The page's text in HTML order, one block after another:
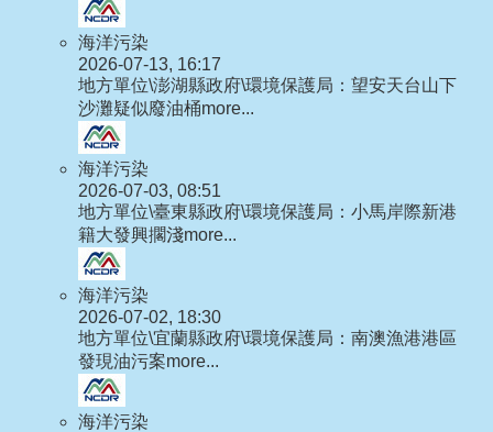
海洋污染
2026-07-13, 16:17
地方單位\澎湖縣政府\環境保護局：望安天台山下
沙灘疑似廢油桶more...
海洋污染
2026-07-03, 08:51
地方單位\臺東縣政府\環境保護局：小馬岸際新港
籍大發興擱淺more...
海洋污染
2026-07-02, 18:30
地方單位\宜蘭縣政府\環境保護局：南澳漁港港區
發現油污案more...
海洋污染